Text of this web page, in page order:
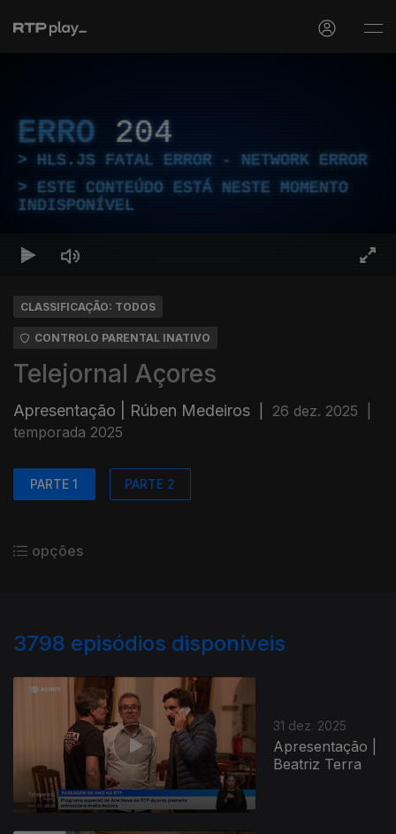
ERRO 204
HLS.JS FATAL ERROR - NETWORK ERROR
ESTE CONTEÚDO ESTÁ NESTE MOMENTO
INDISPONÍVEL
CLASSIFICAÇÃO: TODOS
CONTROLO PARENTAL INATIVO
Telejornal Açores
Apresentação | Rúben Medeiros 26 dez. 2025
temporada 2025
PARTE 1 PARTE 2
opções
3798 episódios disponíveis
31 dez. 2025
Apresentação |
Beatriz Terra